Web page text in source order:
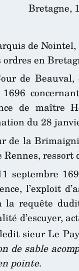
Bretagne,
de
ordres en
de Beauval,
de maître
du 28
de la
septembre
l’exploit
requête
d’escuyer,
sieur Le
de sable
pointe.